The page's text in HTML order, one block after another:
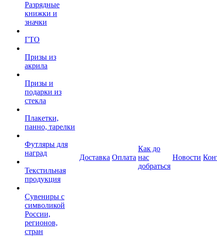
Разрядные
книжки и
значки
ГТО
Призы из
акрила
Призы и
подарки из
стекла
Плакетки,
панно, тарелки
Футляры для
наград
Текстильная
продукция
Сувениры с
символикой
России,
регионов,
стран
Доставка Оплата
Как до
нас
добраться
Новости